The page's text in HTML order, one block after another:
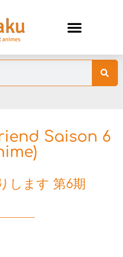
Saison 6
します 第6期